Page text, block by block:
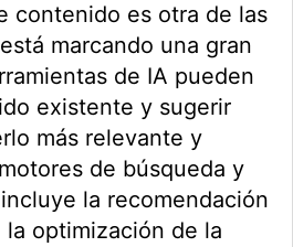
contenido es otra de las
marcando una gran
de IA pueden
existente y sugerir
más relevante y
de búsqueda y
la recomendación
la optimización de la